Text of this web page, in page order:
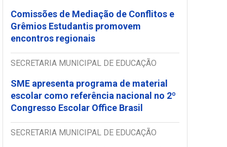
Comissões de Mediação de Conflitos e
Grêmios Estudantis promovem
encontros regionais
SECRETARIA MUNICIPAL DE EDUCAÇÃO
SME apresenta programa de material
escolar como referência nacional no 2º
Congresso Escolar Office Brasil
SECRETARIA MUNICIPAL DE EDUCAÇÃO